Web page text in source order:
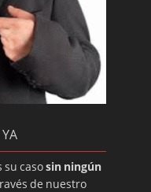
su casosin ningún
de nuestro